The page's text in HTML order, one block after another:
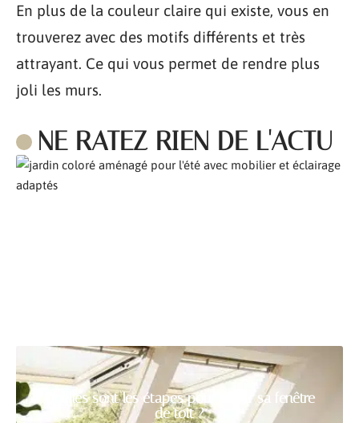
En plus de la couleur claire qui existe, vous en
trouverez avec des motifs différents et très
attrayant. Ce qui vous permet de rendre plus
joli les murs.
NE RATEZ RIEN DE L'ACTU
Quelles sont les étapes pour poser sa fenêtre
de toit ?